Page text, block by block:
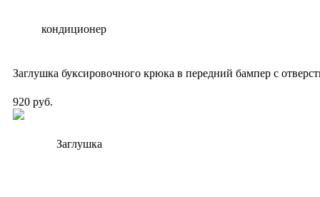
Заглушка буксировочного крюка в передний бампер с
920 руб.